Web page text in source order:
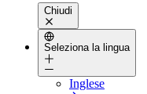
Chiudi
Seleziona la lingua
Inglese